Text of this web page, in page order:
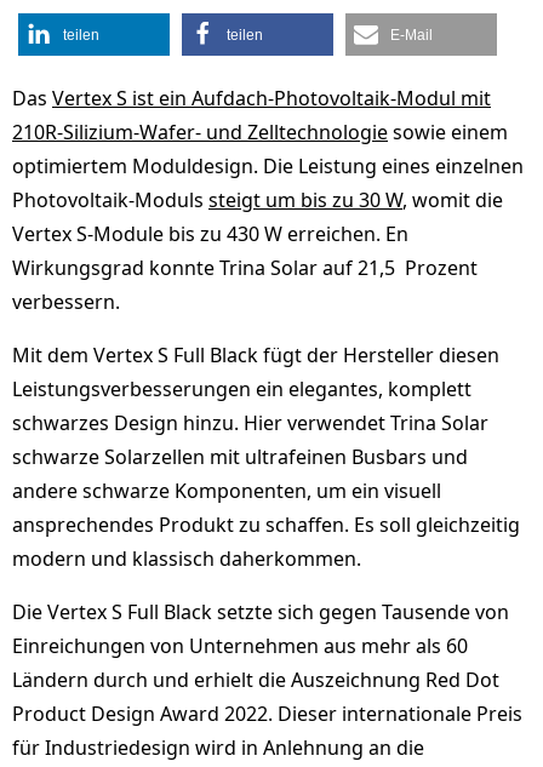
teilen teilen E-Mail
Das Vertex S ist ein Aufdach-Photovoltaik-Modul mit
210R-Silizium-Wafer- und Zelltechnologiesowie einem
optimiertem Moduldesign. Die Leistung eines einzelnen
Photovoltaik-Moduls steigt um bis zu 30 W, womit die
Vertex S-Module bis zu 430 W erreichen. En
Wirkungsgrad konnte Trina Solar auf 21,5 Prozent
verbessern.
Mit dem Vertex S Full Black fügt der Hersteller diesen
Leistungsverbesserungen ein elegantes, komplett
schwarzes Design hinzu. Hier verwendet Trina Solar
schwarze Solarzellen mit ultrafeinen Busbars und
andere schwarze Komponenten, um ein visuell
ansprechendes Produkt zu schaffen. Es soll gleichzeitig
modern und klassisch daherkommen.
Die Vertex S Full Black setzte sich gegen Tausende von
Einreichungen von Unternehmen aus mehr als 60
Ländern durch und erhielt die Auszeichnung Red Dot
Product Design Award 2022. Dieser internationale Preis
für Industriedesign wird in Anlehnung an die